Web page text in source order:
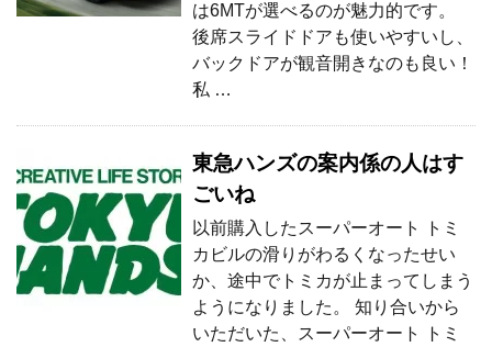
は6MTが選べるのが魅力的です。
後席スライドドアも使いやすいし、
バックドアが観音開きなのも良い！
私 …
東急ハンズの案内係の人はす
ごいね
以前購入したスーパーオート トミ
カビルの滑りがわるくなったせい
か、途中でトミカが止まってしまう
ようになりました。 知り合いから
いただいた、スーパーオート トミ